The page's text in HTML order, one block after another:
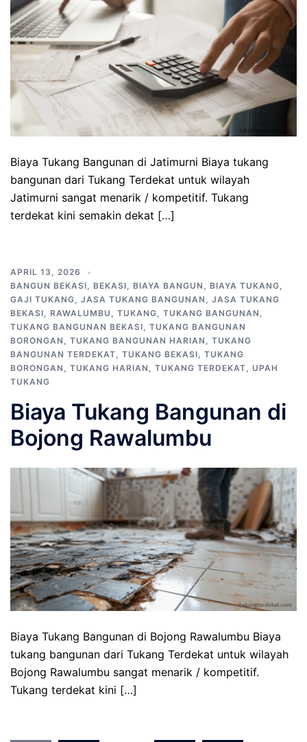
Biaya Tukang Bangunan di Jatimurni Biaya tukang
bangunan dari Tukang Terdekat untuk wilayah
Jatimurni sangat menarik / kompetitif. Tukang
terdekat kini semakin dekat […]
APRIL 13, 2026
BANGUN BEKASI, BEKASI, BIAYA BANGUN , BIAYA TUKANG,
GAJI TUKANG, JASA TUKANG BANGUNAN , JASA TUKANG
BEKASI, RAWALUMBU , TUKANG, TUKANG BANGUNAN ,
TUKANG BANGUNAN BEKASI, TUKANG BANGUNAN
BORONGAN , TUKANG BANGUNAN HARIAN , TUKANG
BANGUNAN TERDEKAT, TUKANG BEKASI, TUKANG
BORONGAN , TUKANG HARIAN , TUKANG TERDEKAT, UPAH
TUKANG
Biaya Tukang Bangunan di
Bojong Rawalumbu
Biaya Tukang Bangunan di Bojong Rawalumbu Biaya
tukang bangunan dari Tukang Terdekat untuk wilayah
Bojong Rawalumbu sangat menarik / kompetitif.
Tukang terdekat kini […]